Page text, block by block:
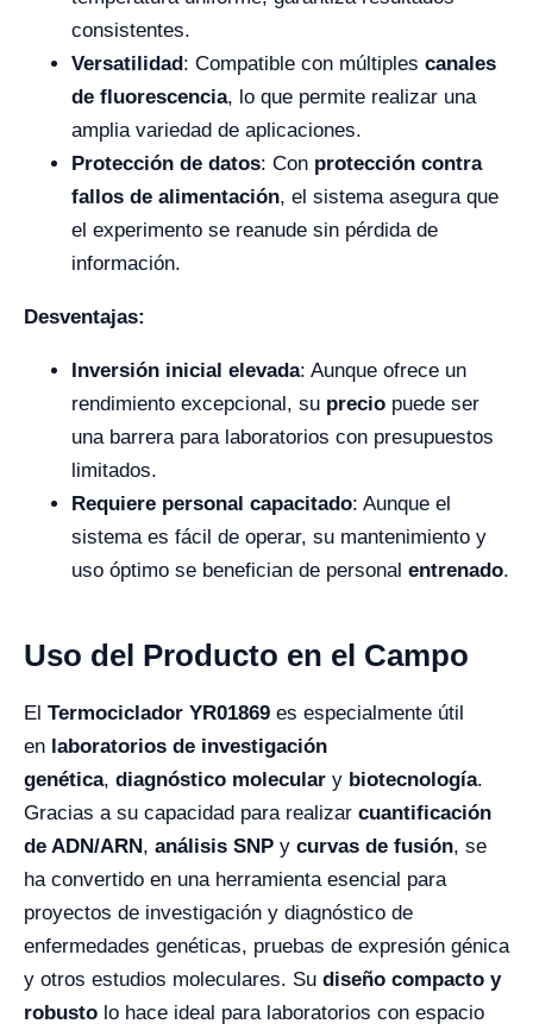
consistentes.
Versatilidad : Compatible con múltiples canales
de fluorescencia, lo que permite realizar una
amplia variedad de aplicaciones.
Protección de datos: Con protección contra
fallos de alimentación, el sistema asegura que
el experimento se reanude sin pérdida de
información.
Desventajas:
Inversión inicial elevada: Aunque ofrece un
rendimiento excepcional, su precio puede ser
una barrera para laboratorios con presupuestos
limitados.
Requiere personal capacitado: Aunque el
sistema es fácil de operar, su mantenimiento y
uso óptimo se benefician de personal entrenado.
Uso del Producto en el Campo
El Termociclador YR01869 es especialmente útil
en laboratorios de investigación
genética, diagnóstico molecular y biotecnología.
Gracias a su capacidad para realizar cuantificación
de ADN/ARN , análisis SNP y curvas de fusión, se
ha convertido en una herramienta esencial para
proyectos de investigación y diagnóstico de
enfermedades genéticas, pruebas de expresión génica
y otros estudios moleculares. Su diseño compacto y
robusto lo hace ideal para laboratorios con espacio